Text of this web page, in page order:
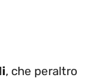
, che peraltro